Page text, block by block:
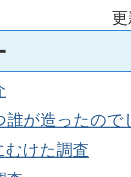
誰が造ったので
むけた調査